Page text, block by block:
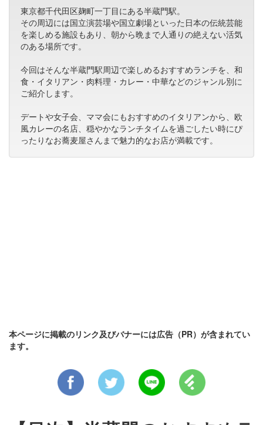
東京都千代田区麹町一丁目にある半蔵門駅。
その周辺には国立演芸場や国立劇場といった日本の伝統芸能
を楽しめる施設もあり、朝から晩まで人通りの絶えない活気
のある場所です。
今回はそんな半蔵門駅周辺で楽しめるおすすめランチを、和
食・イタリアン・肉料理・カレー・中華などのジャンル別に
ご紹介します。
デートや女子会、ママ会にもおすすめのイタリアンから、欧
風カレーの名店、穏やかなランチタイムを過ごしたい時にぴ
ったりなお蕎麦屋さんまで魅力的なお店が満載です。
本ページに掲載のリンク及びバナーには広告（PR）が含まれてい
ます。